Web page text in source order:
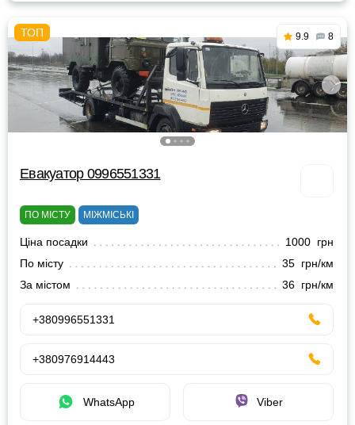
9.9 8
Евакуатор 0996551331
ПО МІСТУ МІЖМІСЬКІ
Ціна посадки
1000 грн
По місту
35 грн/км
За містом
36 грн/км
+380996551331
+380976914443
WhatsApp Viber